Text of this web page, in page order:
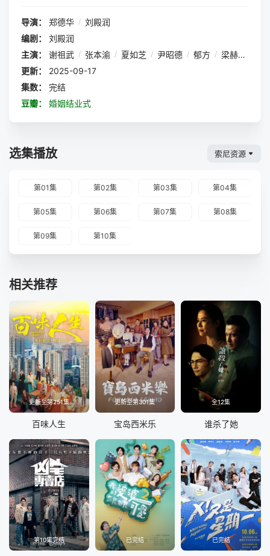
导演：
郑德华 / 刘殿润
编剧：
刘殿润
主演：
谢祖武 / 张本渝 / 夏如芝 / 尹昭德 / 郁方 / 梁赫群
更新：
2025-09-17
集数：
完结
豆瓣：
婚姻结业式
选集播放 索尼资源
第01集 第02集 第03集 第04集
第05集 第06集 第07集 第08集
第09集 第10集
相关推荐
更新至第251集
百味人生
更新至第301集
宝岛西米乐
全12集
谁杀了她
第10集完结 已完结 已完结